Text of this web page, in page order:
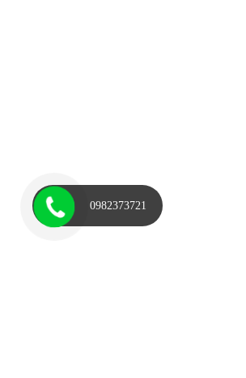
0982373721